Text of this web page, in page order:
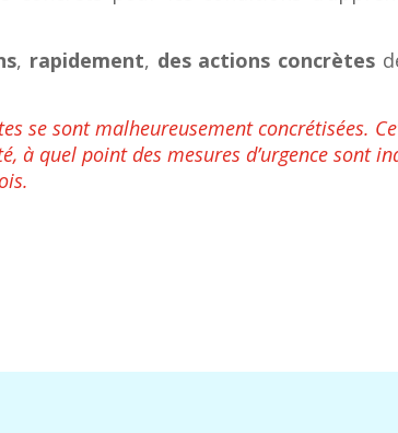
, rapidement, des actions concrètes
se sont malheureusement concrétisées.
à quel point des mesures d’urgence sont